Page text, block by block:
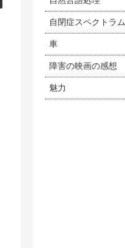
自閉症スペクトラム
車
障害の映画の感想
魅力